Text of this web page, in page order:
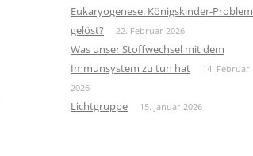
Eukaryogenese: Königskinder-Problem
gelöst?
22. Februar 2026
Was unser Stoffwechsel mit dem
Immunsystem zu tun hat
14. Februar
2026
Lichtgruppe 15. Januar 2026